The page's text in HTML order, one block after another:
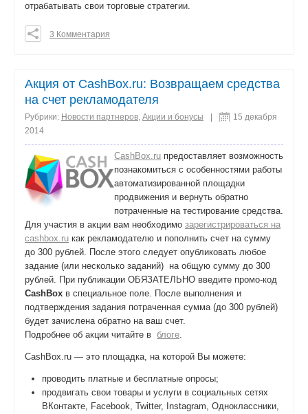
отрабатывать свои торговые стратегии.
0
3 Комментария
Акция от CashBox.ru: Возвращаем средства
на счет рекламодателя
Рубрики: Новости партнеров, Акции и бонусы
15 декабря
2014
CashBox.ru предоставляет возможность
познакомиться с особенностями работы
автоматизированной площадки
продвижения и вернуть обратно
потраченные на тестирование средства.
Для участия в акции вам необходимо зарегистрироваться на
cashbox.ru как рекламодателю и пополнить счет на сумму
до 300 рублей. После этого следует опубликовать любое
задание (или несколько заданий) на общую сумму до 300
рублей. При публикации ОБЯЗАТЕЛЬНО введите промо-код
CashBox в специальное поле. После выполнения и
подтверждения задания потраченная сумма (до 300 рублей)
будет зачислена обратно на ваш счет.
Подробнее об акции читайте в блоге.
CashBox.ru — это площадка, на которой Вы можете:
проводить платные и бесплатные опросы;
продвигать свои товары и услуги в социальных сетях
ВКонтакте, Facebook, Twitter, Instagram, Одноклассники,